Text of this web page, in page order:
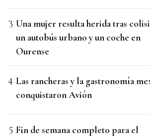
Una mujer resulta herida tras
un autobús urbano y un coche en
Ourense
Las rancheras y la gastronomía
conquistaron Avión
Fin de semana completo para el